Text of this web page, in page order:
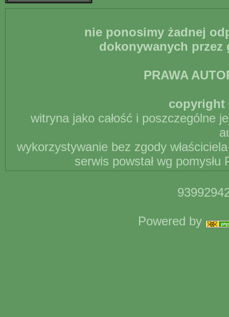
nie ponosimy żadnej
dokonywanych
PRAWA
copyright
witryna jako całość i poszczególne
wykorzystywanie bez zgody
serwis powstał wg
Powered by